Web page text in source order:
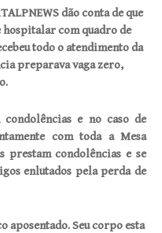
dão conta de que
hospitalar com quadro de
todo o atendimento da
preparava vaga zero,
e no caso de
com toda a Mesa
prestam condolências e se
enlutados pela perda de
Seu corpo esta